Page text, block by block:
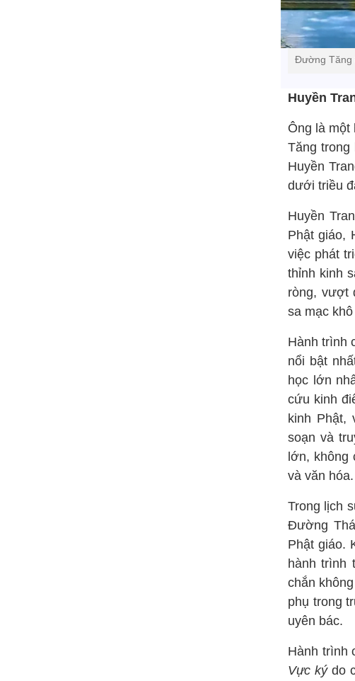
Đường Tăng
Huyền
Ông là
Tăng trong
Huyền
dưới triều
Huyền
Phật giáo,
việc phát
thỉnh kinh
ròng, vượt
sa mạc
Hành trình
nổi bật
học lớn
cứu kinh
kinh Phật,
soạn và
lớn, không
và văn hóa.
Trong lịch
Đường
Phật giáo.
hành trình
chắn
phụ trong
uyên bác.
Hành trình
Vực kýdo